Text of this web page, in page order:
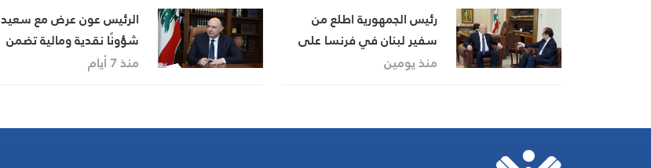
رئيس الجمهورية اطلع من
سفير لبنان في فرنسا على
اوضاع الجالية
منذ يومين
الرئيس عون عرض مع سعيد
شؤونًا نقدية ومالية تضمن
حسن انتظام المرافق العامة
منذ 7 أيام